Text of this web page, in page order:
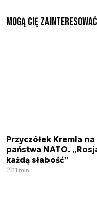
Mogą Cię zainteresować
Przyczółek Kremla
państwa NATO.
każdą słabość”
11 min.